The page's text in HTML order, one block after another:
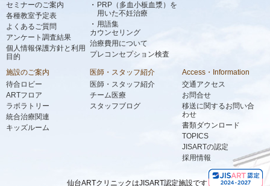
セミナーのご案内
各種教室予定表
よくあるご質問
アンケート調査結果
個人情報保護方針と利用
目的
PRP（多血小板血漿）を
用いた不妊治療
用語集
カウンセリング
治療費用について
プレコンセプション検査
施設のご案内
待合ロビー
ARTフロア
ラボラトリー
統合治療関連
キッズルーム
医師・スタッフ紹介
医師・スタッフ紹介
チーム医療
スタッフブログ
Access・Information
交通アクセス
お問合せ
移送に関するお問い合
わせ
書類ダウンロード
TOPICS
JISARTの認定
採用情報
仙台ARTクリニックはJISART認定施設です